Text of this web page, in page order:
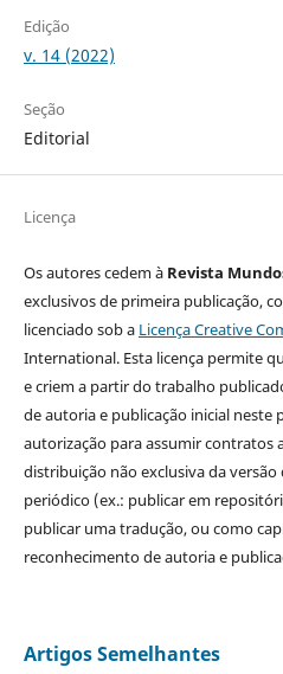
Edição
v. 14 (2022)
Seção
Editorial
Licença
Os autores cedem à Revista
exclusivos de primeira publicação,
licenciado sob a Licença Creative
International. Esta licença permite
e criem a partir do trabalho
de autoria e publicação inicial neste
autorização para assumir contratos
distribuição não exclusiva da
periódico (ex.: publicar em
publicar uma tradução, ou como
reconhecimento de autoria e
Artigos Semelhantes